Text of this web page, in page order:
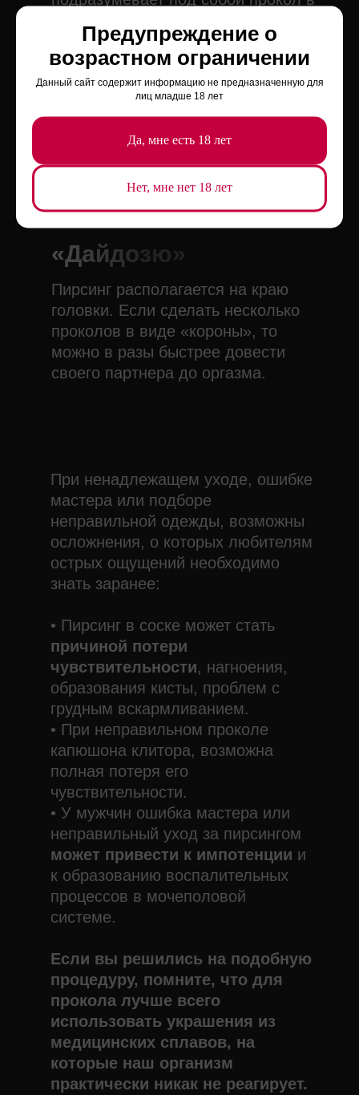
Предупреждение о
возрастном ограничении
Данный сайт содержит информацию не предназначенную для
лиц младше 18 лет
Да, мне есть 18 лет
Нет, мне нет 18 лет
уретру.
Наполнить секс новыми ощущениями
поможет горизонтальной прокол
«Ампалланг»
Пирсинг располагается на краю
головки. Если сделать несколько
проколов в виде «короны», то
можно в разы быстрее довести
своего партнера до оргазма.
«Дайдозю»
При ненадлежащем уходе, ошибке
мастера или подборе
неправильной одежды, возможны
осложнения, о которых любителям
острых ощущений необходимо
знать заранее:
• Пирсинг в соске может стать
причиной потери
чувствительности, нагноения,
образования кисты, проблем с
грудным вскармливанием.
• При неправильном проколе
капюшона клитора, возможна
полная потеря его
чувствительности.
• У мужчин ошибка мастера или
неправильный уход за пирсингом
может привести к импотенции и
к образованию воспалительных
процессов в мочеполовой
системе.
Если вы решились на подобную
процедуру, помните, что для
прокола лучше всего
использовать украшения из
медицинских сплавов, на
которые наш организм
практически никак не реагирует.